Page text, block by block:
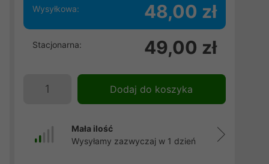
Wysyłkowa: 48,00 zł
Stacjonarna: 49,00 zł
Dodaj do koszyka
Mała ilość
Wysyłamy zazwyczaj w 1 dzień